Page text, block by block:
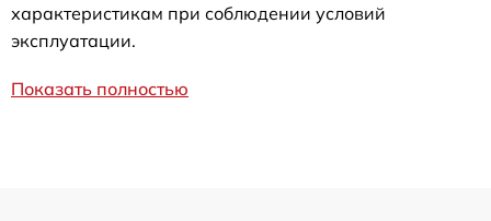
характеристикам при соблюдении условий
эксплуатации.
Показать полностью